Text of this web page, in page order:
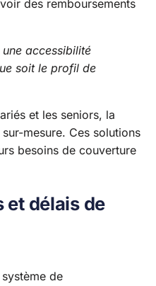
des remboursements
accessibilité
soit le profil de
et les seniors, la
mesure. Ces solutions
besoins de couverture
et délais de
de